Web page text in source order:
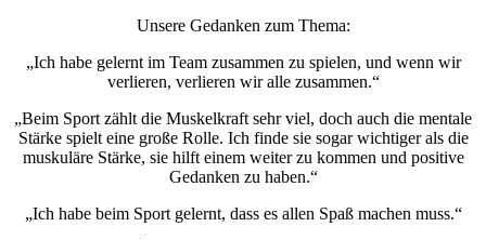
Unsere Gedanken zum Thema:
„Ich habe gelernt im Team zusammen zu spielen, und wenn wir
verlieren, verlieren wir alle zusammen.“
„Beim Sport zählt die Muskelkraft sehr viel, doch auch die mentale
Stärke spielt eine große Rolle. Ich finde sie sogar wichtiger als die
muskuläre Stärke, sie hilft einem weiter zu kommen und positive
Gedanken zu haben.“
„Ich habe beim Sport gelernt, dass es allen Spaß machen muss.“